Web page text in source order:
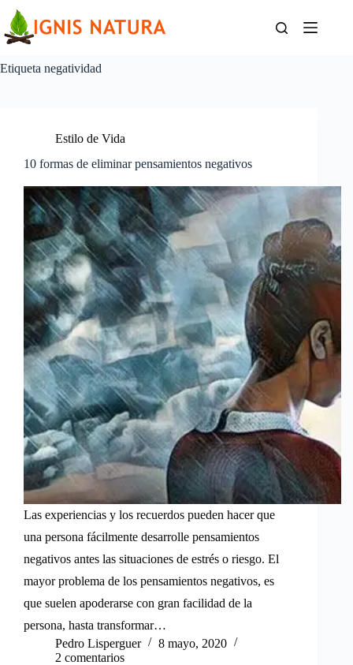
contenido
Etiqueta negatividad
Estilo de Vida
10 formas de eliminar pensamientos negativos
Las experiencias y los recuerdos pueden hacer que
una persona fácilmente desarrolle pensamientos
negativos antes las situaciones de estrés o riesgo. El
mayor problema de los pensamientos negativos, es
que suelen apoderarse con gran facilidad de la
persona, hasta transformar…
Pedro Lisperguer
8 mayo, 2020
2 comentarios